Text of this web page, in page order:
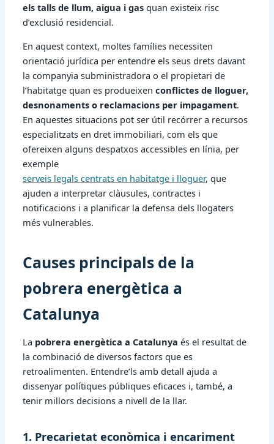
els talls de llum, aigua i gas quan existeix risc
d’exclusió residencial.
En aquest context, moltes famílies necessiten
orientació jurídica per entendre els seus drets davant
la companyia subministradora o el propietari de
l’habitatge quan es produeixenconflictes de lloguer,
desnonaments o reclamacions per impagament.
En aquestes situacions pot ser útil recórrer a recursos
especialitzats en dret immobiliari, com els que
ofereixen alguns despatxos accessibles en línia, per
exemple
serveis legals centrats en habitatge i lloguer, que
ajuden a interpretar clàusules, contractes i
notificacions i a planificar la defensa dels llogaters
més vulnerables.
Causes principals de la
pobrera energètica a
Catalunya
La pobrera energètica a Catalunya és el resultat de
la combinació de diversos factors que es
retroalimenten. Entendre’ls amb detall ajuda a
dissenyar polítiques públiques eficaces i, també, a
tenir millors decisions a nivell de la llar.
1. Precarietat econòmica i encariment